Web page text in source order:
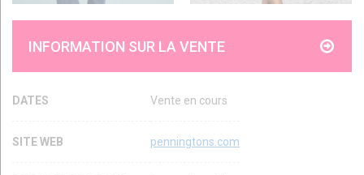
INFORMATION SUR LA VENTE
DATES Vente en cours
SITE WEB penningtons.com